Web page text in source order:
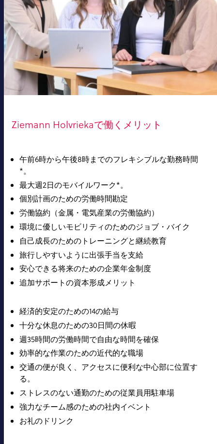
Ziemann Holvriekaで働くメリット
午前6時から午後8時までのフレキシブルな勤務時間
*。
最大週2日のモバイルワーク*。
個別計画のための労働時間勘定
労働協約（金属・電気産業の労働協約）
環境に優しいモビリティのためのジョブ・バイク
自己成長のためのトレーニングと継続教育
旅行しやすいように出張手当を支給
安心できる将来のための企業年金制度
追加サポートの資本形成メリット
経済的安定のための14の給与
十分な休息のための30日間の休暇
週35時間の労働時間で自由な時間を確保
効率的な作業のための近代的な職場
交通の便が良く、アクセスに便利な中心部に位置す
る。
ストレスのない通勤のための従業員用駐車場
強力なチーム感のための社内イベント
お礼のドリンク